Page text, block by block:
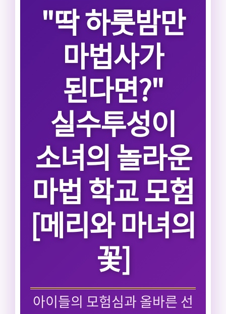
"딱 하룻밤만
마법사가
된다면?"
실수투성이
소녀의 놀라운
마법 학교 모험
[메리와 마녀의
꽃]
아이들의 모험심과 올바른 선